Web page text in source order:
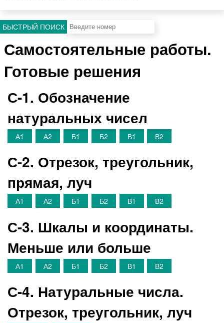
БЫСТРЫЙ ПОИСК
Самостоятельные работы.
Готовые решения
С-1. Обозначение
натуральных чисел
А1 А2 Б1 Б2 В1 В2
С-2. Отрезок, треугольник,
прямая, луч
А1 А2 Б1 Б2 В1 В2
С-3. Шкалы и координаты.
Меньше или больше
А1 А2 Б1 Б2 В1 В2
С-4. Натуральные числа.
Отрезок, треугольник, луч